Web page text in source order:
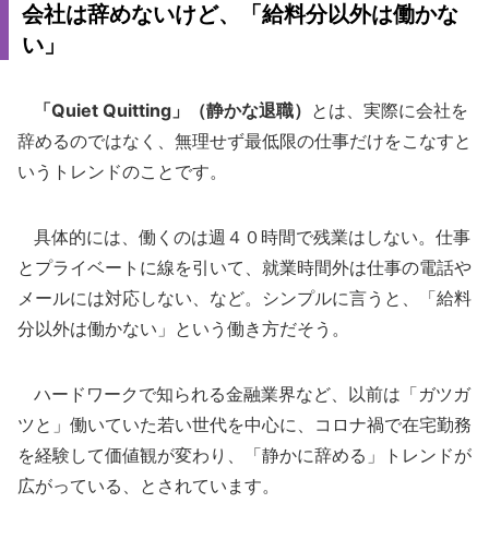
会社は辞めないけど、「給料分以外は働かな
い」
「Quiet Quitting」（静かな退職） とは、実際に会社を
辞めるのではなく、無理せず最低限の仕事だけをこなすと
いうトレンドのことです。
具体的には、働くのは週４０時間で残業はしない。仕事
とプライベートに線を引いて、就業時間外は仕事の電話や
メールには対応しない、など。シンプルに言うと、「給料
分以外は働かない」という働き方だそう。
ハードワークで知られる金融業界など、以前は「ガツガ
ツと」働いていた若い世代を中心に、コロナ禍で在宅勤務
を経験して価値観が変わり、「静かに辞める」トレンドが
広がっている、とされています。